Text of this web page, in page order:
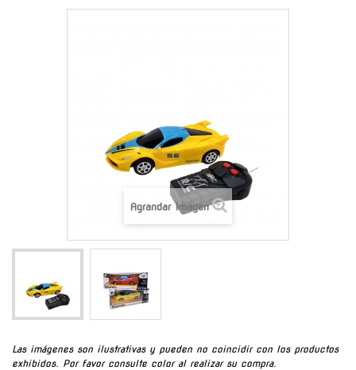
Agrandar Imagen
Las imágenes son ilustrativas y pueden no coincidir con los productos
exhibidos. Por favor consulte color al realizar su compra.